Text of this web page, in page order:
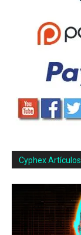
Cyphex Artículos